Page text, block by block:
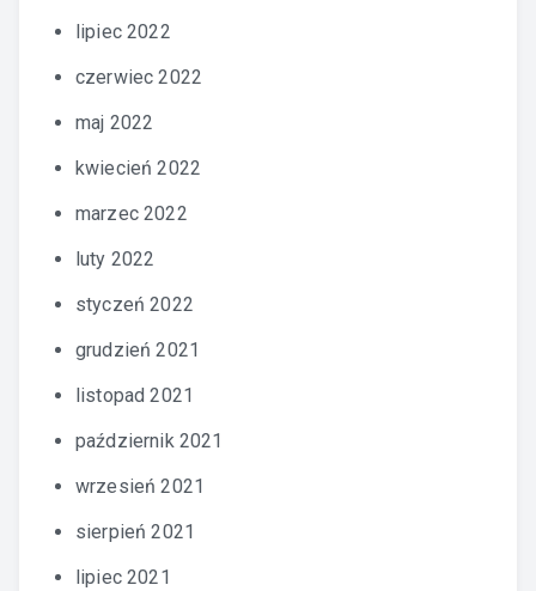
lipiec 2022
czerwiec 2022
maj 2022
kwiecień 2022
marzec 2022
luty 2022
styczeń 2022
grudzień 2021
listopad 2021
październik 2021
wrzesień 2021
sierpień 2021
lipiec 2021